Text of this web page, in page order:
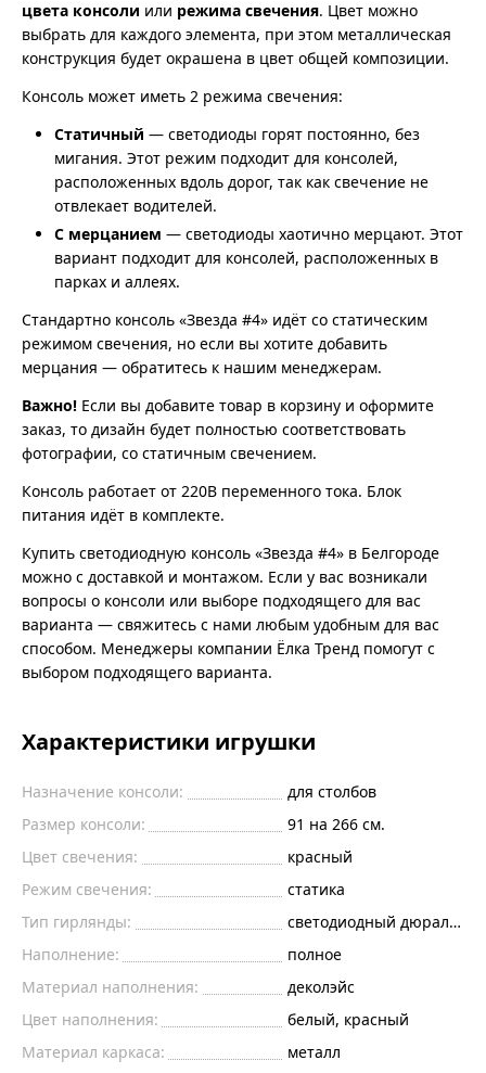
цвета консоли или режима свечения. Цвет можно
выбрать для каждого элемента, при этом металлическая
конструкция будет окрашена в цвет общей композиции.
Консоль может иметь 2 режима свечения:
Статичный — светодиоды горят постоянно, без
мигания. Этот режим подходит для консолей,
расположенных вдоль дорог, так как свечение не
отвлекает водителей.
С мерцанием — светодиоды хаотично мерцают. Этот
вариант подходит для консолей, расположенных в
парках и аллеях.
Стандартно консоль «Звезда #4» идёт со статическим
режимом свечения, но если вы хотите добавить
мерцания — обратитесь к нашим менеджерам.
Важно! Если вы добавите товар в корзину и оформите
заказ, то дизайн будет полностью соответствовать
фотографии, со статичным свечением.
Консоль работает от 220В переменного тока. Блок
питания идёт в комплекте.
Купить светодиодную консоль «Звезда #4» в Белгороде
можно с доставкой и монтажом. Если у вас возникали
вопросы о консоли или выборе подходящего для вас
варианта — свяжитесь с нами любым удобным для вас
способом. Менеджеры компании Ёлка Тренд помогут с
выбором подходящего варианта.
Характеристики игрушки
Назначение консоли:
для столбов
Размер консоли:
91 на 266 см.
Цвет свечения:
красный
Режим свечения:
статика
Тип гирлянды:
светодиодный дюралайт
Наполнение:
полное
Материал наполнения:
деколэйс
Цвет наполнения:
белый, красный
Материал каркаса:
металл